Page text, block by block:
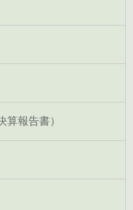
報告書）